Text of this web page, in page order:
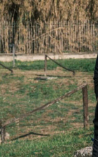
Donna Corvo, i
il Cacciatore di
pellegrino.